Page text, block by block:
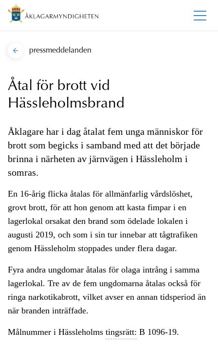
pressmeddelanden
Åtal för brott vid
Hässleholmsbrand
Åklagare har i dag åtalat fem unga människor för
brott som begicks i samband med att det började
brinna i närheten av järnvägen i Hässleholm i
somras.
En 16-årig flicka åtalas för allmänfarlig vårdslöshet,
grovt brott, för att hon genom att kasta fimpar i en
lagerlokal orsakat den brand som ödelade lokalen i
augusti 2019, och som i sin tur innebar att tågtrafiken
genom Hässleholm stoppades under flera dagar.
Fyra andra ungdomar åtalas för olaga intrång i samma
lagerlokal. Tre av de fem ungdomarna åtalas också för
ringa narkotikabrott, vilket avser en annan tidsperiod än
när branden inträffade.
Målnummer i Hässleholms tingsrätt: B 1096-19.